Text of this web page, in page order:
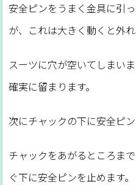
安全ピンをうまく金具に引
が、これは大きく動くと外
スーツに穴が空いてしまい
確実に留まります。
次にチャックの下に安全ピン
チャックをあがるところま
ぐ下に安全ピンを止めます。